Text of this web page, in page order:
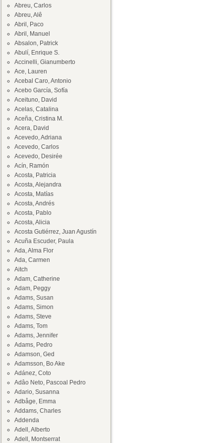
Abreu, Carlos
Abreu, Alê
Abril, Paco
Abril, Manuel
Absalon, Patrick
Abulí, Enrique S.
Accinelli, Gianumberto
Ace, Lauren
Acebal Caro, Antonio
Acebo García, Sofía
Aceituno, David
Acelas, Catalina
Aceña, Cristina M.
Acera, David
Acevedo, Adriana
Acevedo, Carlos
Acevedo, Desirée
Acín, Ramón
Acosta, Patricia
Acosta, Alejandra
Acosta, Matías
Acosta, Andrés
Acosta, Pablo
Acosta, Alicia
Acosta Gutiérrez, Juan Agustín
Acuña Escuder, Paula
Ada, Alma Flor
Ada, Carmen
Aitch
Adam, Catherine
Adam, Peggy
Adams, Susan
Adams, Simon
Adams, Steve
Adams, Tom
Adams, Jennifer
Adams, Pedro
Adamson, Ged
Adamsson, Bo Ake
Adánez, Coto
Adâo Neto, Pascoal Pedro
Adario, Susanna
Adbåge, Emma
Addams, Charles
Addenda
Adell, Alberto
Adell, Montserrat